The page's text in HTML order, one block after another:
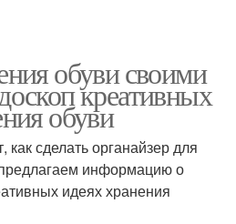
обуви своими
креативных
обуви
как сделать органайзер для
информацию о
идеях хранения